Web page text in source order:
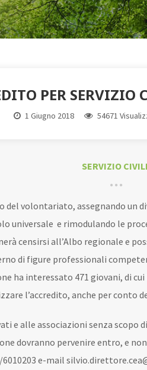
PER SERVIZIO
1 Giugno 2018 54671
SERVIZIO
del volontariato, assegnando
universale e rimodulando le
censirsi all’Albo regionale e
di figure professionali
ha interessato 471 giovani, di
l’accredito, anche per conto
e alle associazioni senza
dovranno pervenire entro, e
e-mail